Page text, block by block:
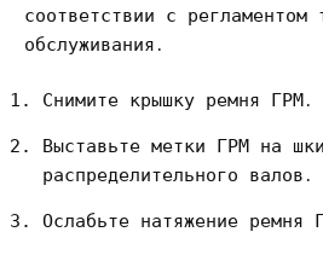
соответствии с регламентом
обслуживания․
Снимите крышку ремня ГРМ․
Выставьте метки ГРМ на
распределительного валов․
Ослабьте натяжение ремня